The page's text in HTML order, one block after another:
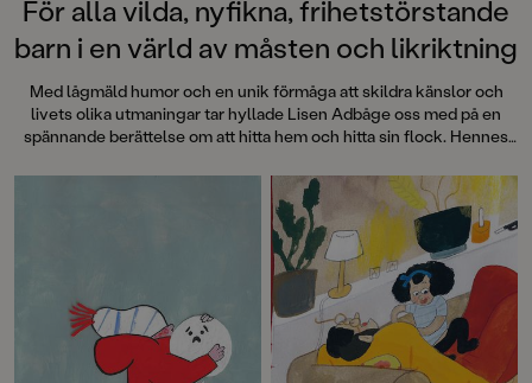
sniffande äventyr." - Pia Huss,
DN"En bok som kommer att locka
BTJ.
För alla vilda, nyfikna, frihetstörstande
barn i en värld av måsten och likriktning
Med lågmäld humor och en unik förmåga att skildra känslor och
livets olika utmaningar tar hyllade Lisen Adbåge oss med på en
spännande berättelse om att hitta hem och hitta sin flock. Hennes
kampen mellan rädsla och mod – känslor som vi alla bär på, stora
som små.